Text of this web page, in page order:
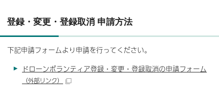
登録・変更・登録取消 申請方法
下記申請フォームより申請を行ってください。
ドローンボランティア登録・変更・登録取消の申請フォーム
（外部リンク）